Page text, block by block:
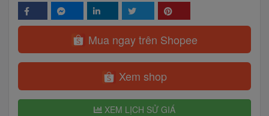
Mua ngay trên Shopee
Xem shop
XEM LỊCH SỬ GIÁ